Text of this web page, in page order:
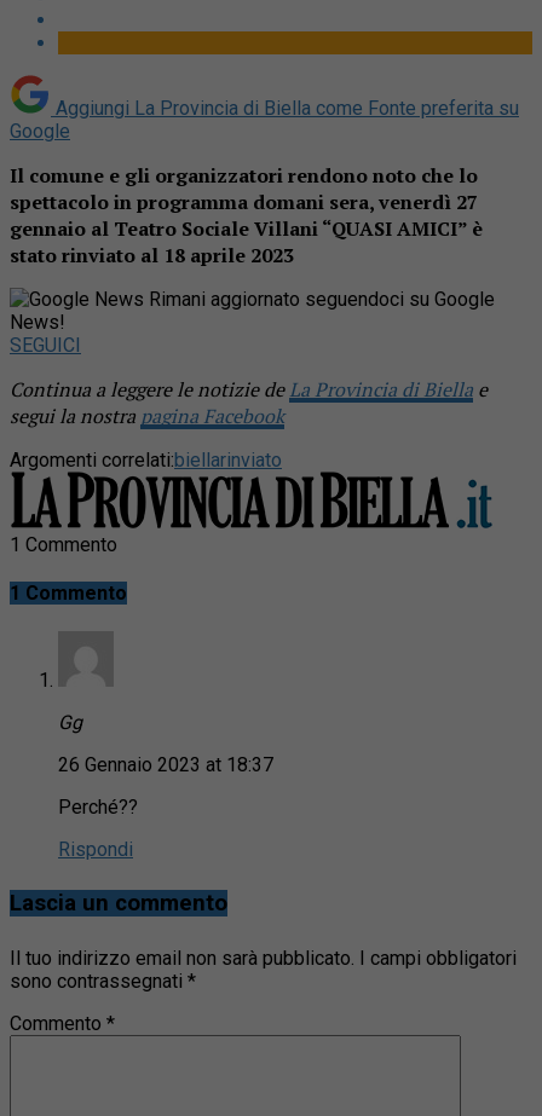
Aggiungi La Provincia di Biella come Fonte preferita su
Google
Il comune e gli organizzatori rendono noto che lo
spettacolo in programma domani sera, venerdì 27
gennaio al Teatro Sociale Villani “QUASI AMICI” è
stato rinviato al 18 aprile 2023
Rimani aggiornato seguendoci su Google
News!
SEGUICI
Continua a leggere le notizie deLa Provincia di Biella e
segui la nostra pagina Facebook
Argomenti correlati:biellarinviato
1 Commento
1 Commento
Gg
26 Gennaio 2023 at 18:37
Perché??
Rispondi
Lascia un commento
Il tuo indirizzo email non sarà pubblicato.
I campi obbligatori
sono contrassegnati *
Commento *